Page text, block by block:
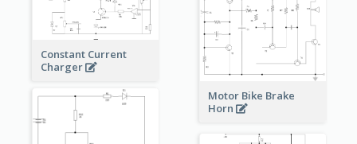
Constant Current
Charger
Motor Bike Brake
Horn